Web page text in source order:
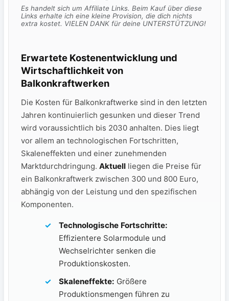
Es handelt sich um Affiliate Links. Beim Kauf über diese
Links erhalte ich eine kleine Provision, die dich nichts
extra kostet. VIELEN DANK für deine UNTERSTÜTZUNG!
Erwartete Kostenentwicklung⁤ und
Wirtschaftlichkeit von ​
Balkonkraftwerken
Die Kosten für⁣ Balkonkraftwerke sind in den letzten
Jahren kontinuierlich gesunken und dieser Trend
wird voraussichtlich bis ⁣2030⁢ anhalten. Dies ‍liegt
vor allem​ an technologischen Fortschritten,
Skaleneffekten und ‌einer zunehmenden
Marktdurchdringung. Aktuell liegen die Preise für
ein Balkonkraftwerk ⁤zwischen 300 und 800 Euro,
abhängig von der Leistung und‍ den spezifischen
Komponenten.
Technologische Fortschritte:
Effizientere Solarmodule und‍
Wechselrichter senken⁢ die
⁢Produktionskosten.
Skaleneffekte: Größere
Produktionsmengen führen zu